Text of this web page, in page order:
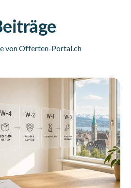
von Offerten-Portal.ch